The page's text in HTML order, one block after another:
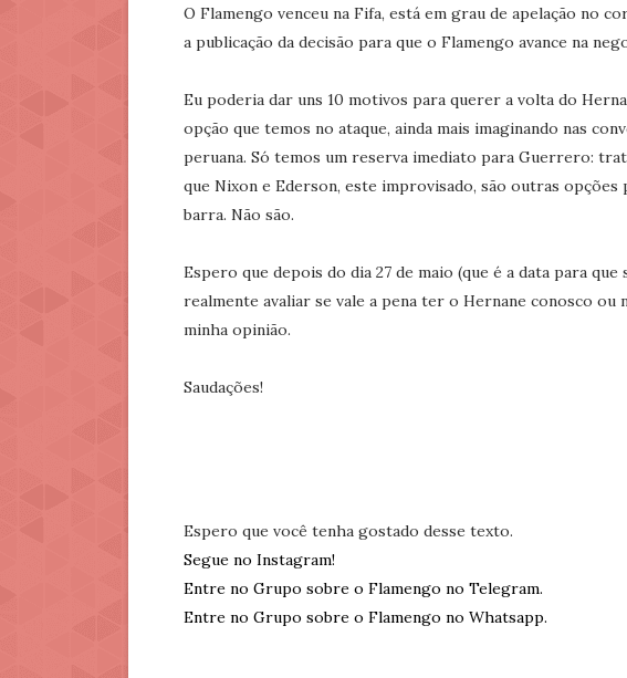
O Flamengo venceu na Fifa, está em grau de apelação no
a publicação da decisão para que o Flamengo avance na
Eu poderia dar uns 10 motivos para querer a volta do
opção que temos no ataque, ainda mais imaginando nas
peruana. Só temos um reserva imediato para Guerrero:
que Nixon e Ederson, este improvisado, são outras
barra. Não são.
Espero que depois do dia 27 de maio (que é a data para que
realmente avaliar se vale a pena ter o Hernane conosco ou
minha opinião.
Saudações!
Espero que você tenha gostado desse texto.
Segue no Instagram!
Entre no Grupo sobre o Flamengo no Telegram.
Entre no Grupo sobre o Flamengo no Whatsapp.